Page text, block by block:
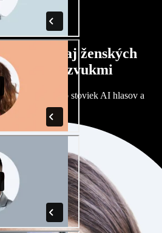
aj ženských
prízvukmi
Vyberte si zo stoviek AI hlasov a